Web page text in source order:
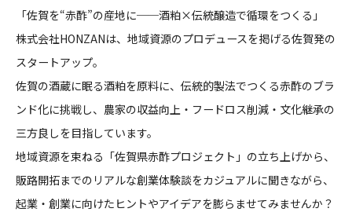
「佐賀を“赤酢”の産地に──酒粕×伝統醸造で循環をつくる」
株式会社HONZANは、地域資源のプロデュースを掲げる佐賀発の
スタートアップ。
佐賀の酒蔵に眠る酒粕を原料に、伝統的製法でつくる赤酢のブラ
ンド化に挑戦し、農家の収益向上・フードロス削減・文化継承の
三方良しを目指しています。
地域資源を束ねる「佐賀県赤酢プロジェクト」の立ち上げから、
販路開拓までのリアルな創業体験談をカジュアルに聞きながら、
起業・創業に向けたヒントやアイデアを膨らませてみませんか？